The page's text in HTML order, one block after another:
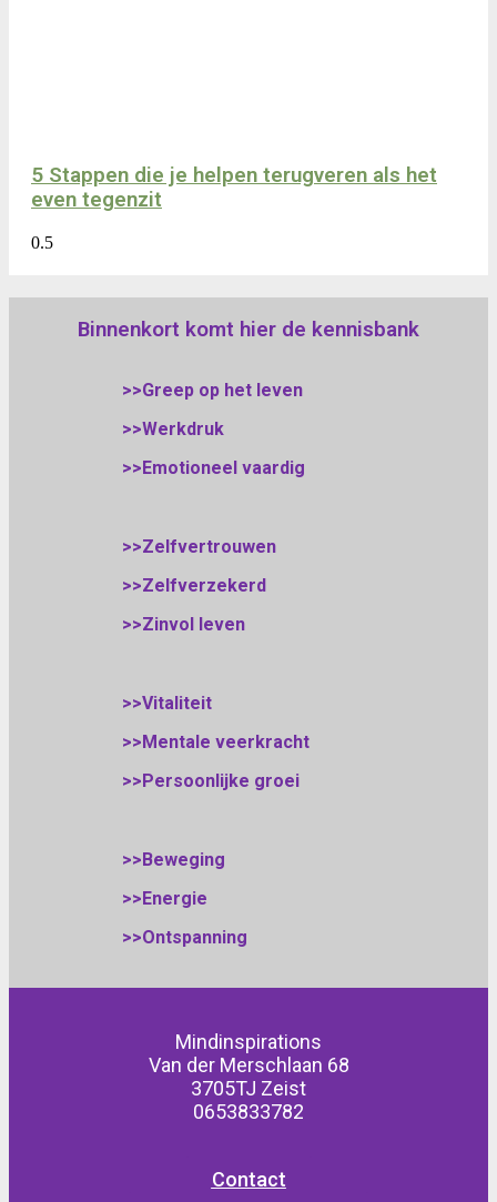
5 Stappen die je helpen terugveren als het
even tegenzit
Binnenkort komt hier de kennisbank
>>Greep op het leven
>>Werkdruk
>>Emotioneel vaardig
>>Zelfvertrouwen
>>Zelfverzekerd
>>Zinvol leven
>>Vitaliteit
>>Mentale veerkracht
>>Persoonlijke groei
>>Beweging
>>Energie
>>Ontspanning
Mindinspirations
Van der Merschlaan 68
3705TJ Zeist
0653833782
Contact